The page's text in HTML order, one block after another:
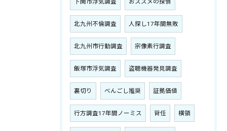
下関市浮気調査 おススメの探偵
北九州不倫調査 人探し17年間無敗
北九州市行動調査 宗像素行調査
飯塚市浮気調査 盗聴機器発見調査
裏切り べんごし推奨 証拠価値
行方調査17年間ノーミス 背任 横領